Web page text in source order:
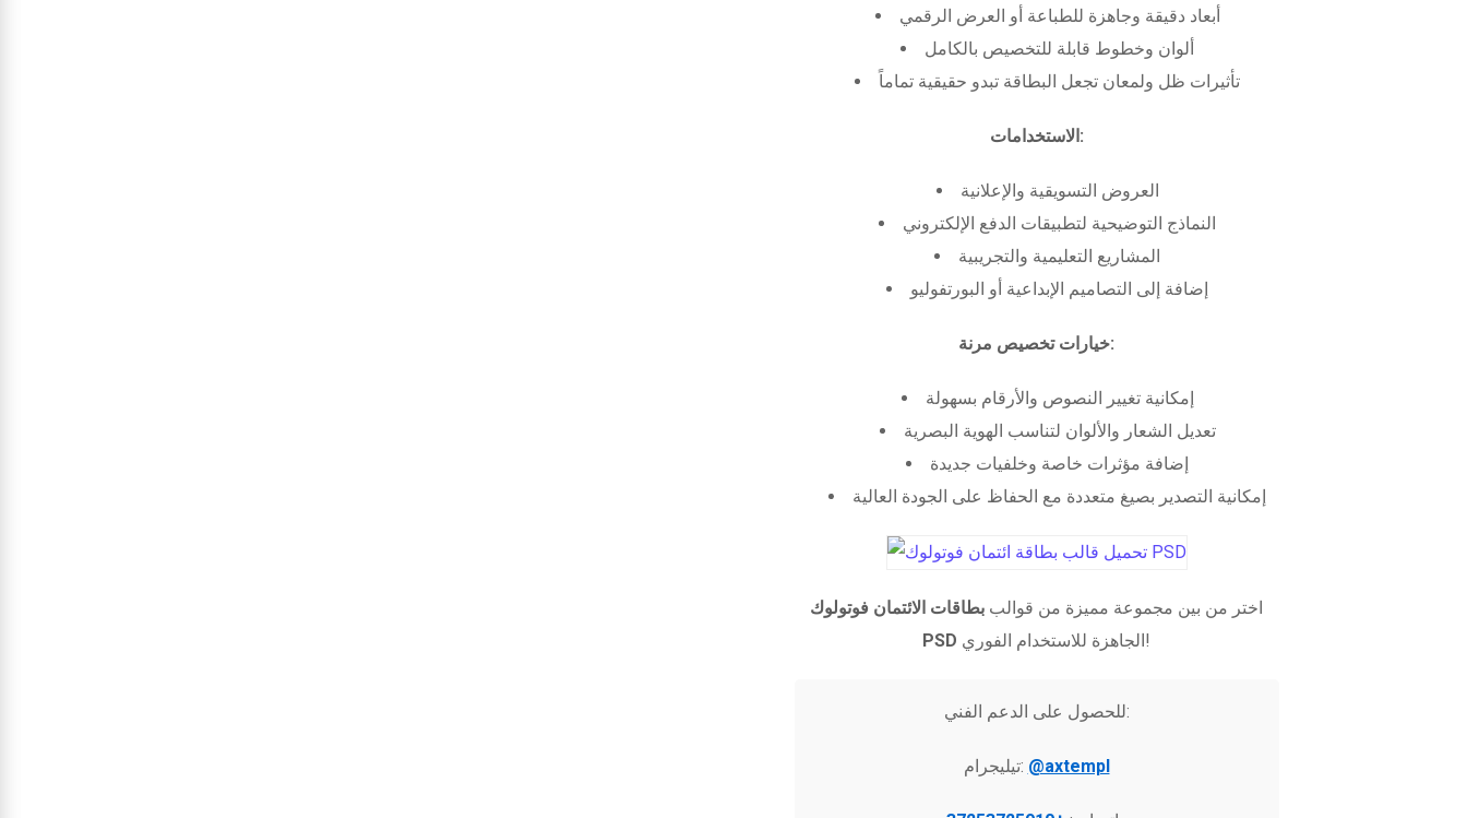
أبعاد دقيقة وجاهزة للطباعة أو العرض الرقمي
ألوان وخطوط قابلة للتخصيص بالكامل
تأثيرات ظل ولمعان تجعل البطاقة تبدو حقيقية تماماً
الاستخدامات:
العروض التسويقية والإعلانية
النماذج التوضيحية لتطبيقات الدفع الإلكتروني
المشاريع التعليمية والتجريبية
إضافة إلى التصاميم الإبداعية أو البورتفوليو
خيارات تخصيص مرنة:
إمكانية تغيير النصوص والأرقام بسهولة
تعديل الشعار والألوان لتناسب الهوية البصرية
إضافة مؤثرات خاصة وخلفيات جديدة
إمكانية التصدير بصيغ متعددة مع الحفاظ على الجودة العالية
اختر من بين مجموعة مميزة من قوالب بطاقات الائتمان فوتولوك
PSD
الجاهزة للاستخدام الفوري!
للحصول على الدعم الفني:
تيليجرام: @axtempl